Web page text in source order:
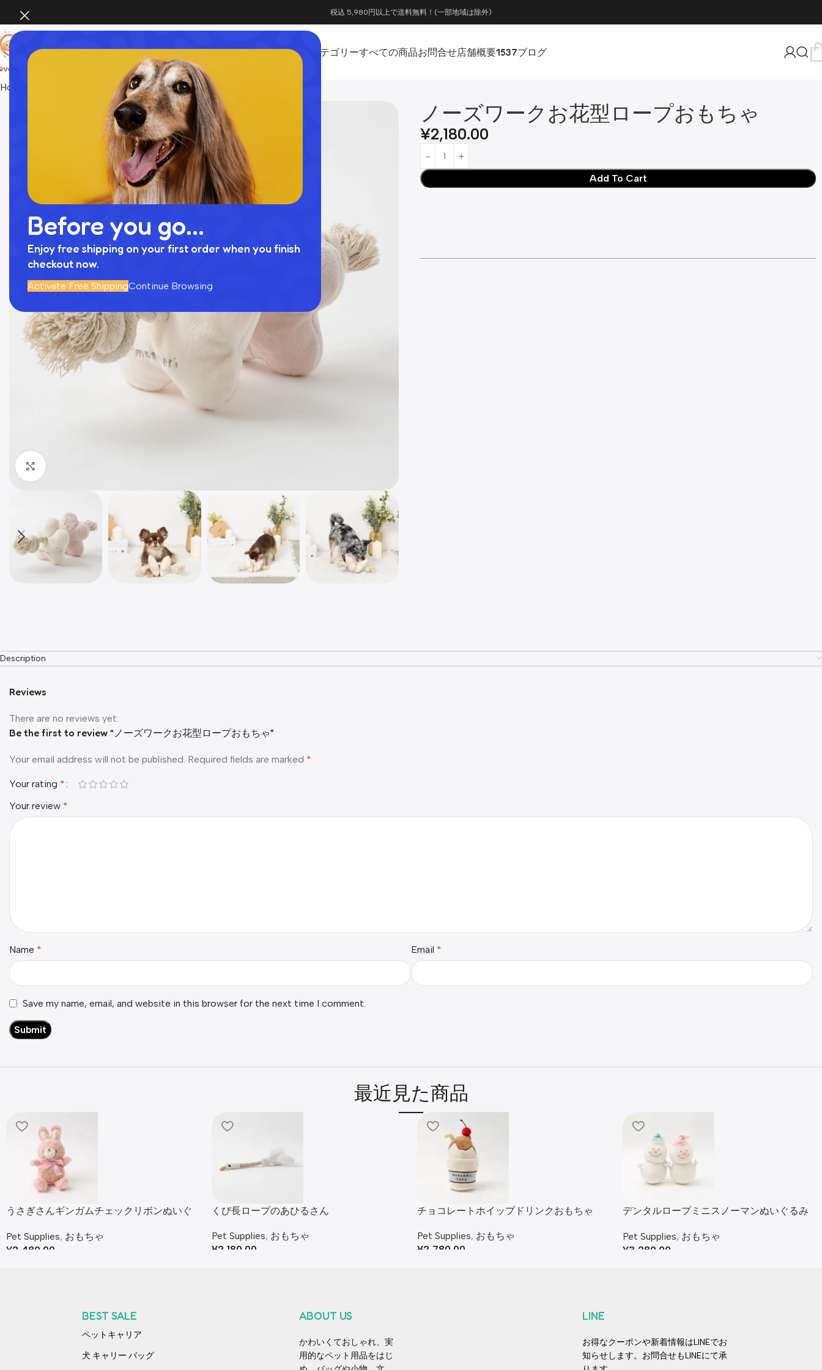
Before you go...
Enjoy free shipping on your first order when you finish
checkout now.
Activate Free ShippingContinue Browsing
税込 5,980円以上で送料無料！(一部地域は除外)
ホーム カテゴリーすべての商品お問合せ店舗概要1537ブログ
Home ノーズワークお花型ロープおもちゃ
ノーズワークお花型ロープおもちゃ
¥2,180.00
Add To Cart
Description
Reviews
There are no reviews yet.
Be the first to review “ノーズワークお花型ロープおもちゃ”
Your email address will not be published. Required fields are marked *
Your rating *
Your review *
Name * Email *
Save my name, email, and website in this browser for the next time I comment.
最近見た商品
うさぎさんギンガムチェックリボンぬいぐ
Pet Supplies, おもちゃ
¥2,480.00
くび長ロープのあひるさん
Pet Supplies, おもちゃ
¥2,180.00
チョコレートホイップドリンクおもちゃ
Pet Supplies, おもちゃ
¥2,780.00
デンタルロープミニスノーマンぬいぐるみ
Pet Supplies, おもちゃ
¥3,280.00
BEST SALE
ペットキャリア
犬 キャリー バッグ​
ABOUT US
かわいくておしゃれ、実
用的なペット用品をはじ
LINE
お得なクーポンや新着情報はLINEでお
知らせします。お問合せもLINEにて承